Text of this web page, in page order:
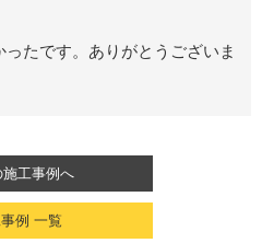
たです。ありがとうございま
工事例へ
例 一覧